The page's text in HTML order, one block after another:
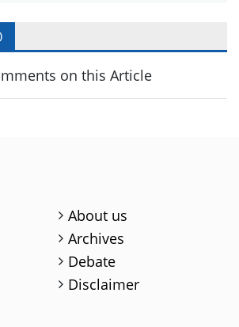
)
on this Article
About us
Archives
Debate
Disclaimer